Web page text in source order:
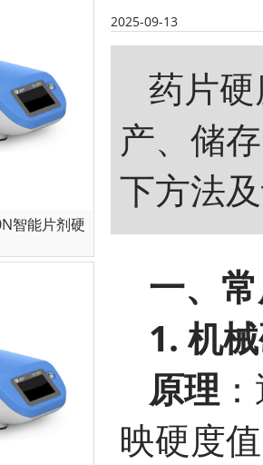
智能片剂硬
2025-09-13
药片
产、储
下方法
一、
1. 机
原理
映硬度